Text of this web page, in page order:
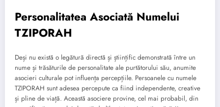
Personalitatea Asociată Numelui
TZIPORAH
Deși nu există o legătură directă și științific demonstrată între un
nume și trăsăturile de personalitate ale purtătorului său, anumite
asocieri culturale pot influența percepțiile. Persoanele cu numele
TZIPORAH sunt adesea percepute ca fiind independente, creative
și pline de viață. Această asociere provine, cel mai probabil, din